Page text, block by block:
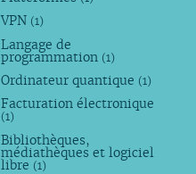
VPN (1)
Langage de
programmation (1)
Ordinateur quantique (1)
Facturation électronique
(1)
Bibliothèques,
médiathèques et logiciel
libre (1)